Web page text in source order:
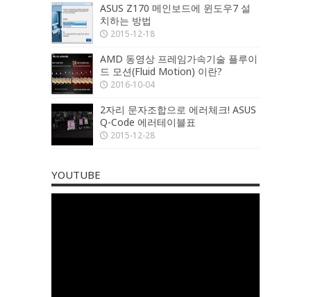
ASUS Z170 메인보드에 윈도우7 설
치하는 방법
2015-12-18
AMD 동영상 프레임가속기술 플루이
드 모션(Fluid Motion) 이란?
2016-10-04
2자리 문자조합으로 에러체크! ASUS
Q-Code 에러테이블표
2015-12-28
YOUTUBE